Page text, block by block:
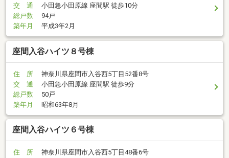
交 通
小田急小田原線 座間駅 徒歩10分
総戸数
94戸
築年月
平成3年2月
座間入谷ハイツ８号棟
住 所
神奈川県座間市入谷西5丁目52番8号
交 通
小田急小田原線 座間駅 徒歩9分
総戸数
50戸
築年月
昭和63年8月
座間入谷ハイツ６号棟
住 所
神奈川県座間市入谷西5丁目48番6号